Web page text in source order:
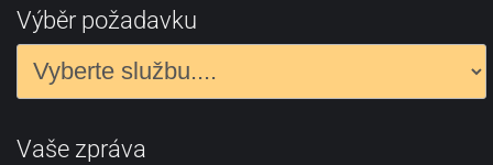
Výběr požadavku
Vaše zpráva